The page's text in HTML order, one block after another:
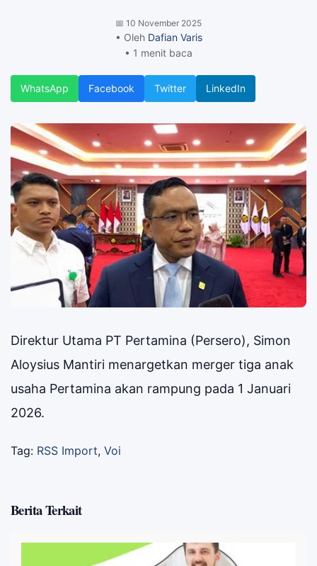
📅 10 November 2025
• Oleh Dafian Varis
• 1 menit baca
WhatsApp Facebook Twitter LinkedIn
Direktur Utama PT Pertamina (Persero), Simon
Aloysius Mantiri menargetkan merger tiga anak
usaha Pertamina akan rampung pada 1 Januari
2026.
Tag: RSS Import, Voi
Berita Terkait